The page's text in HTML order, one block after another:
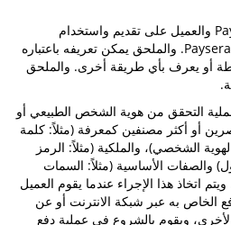
- هي اتفاقية بين Paysera والعميل على تقديم واستخدام
الخدمات المنفصلة التى تقدمها Paysera. والملحق يمكن تعريفه باعتباره
أو يعرف بأي طريقة أخرى. والملحق
التحقق من هوية الشخص الطبيعي أو
أو أكثر مصنفين كمعرفة (مثلاً: كلمة
الشخصي)، والملكية (مثلاً: الرمز
والصفات الأساسية (مثلاً: السمات
اتخاذ هذا الإجراء عندما يقوم العميل
الخاص به عبر شبكة الانترنت أو عن
ويقوم بالشروع في عملية دفع